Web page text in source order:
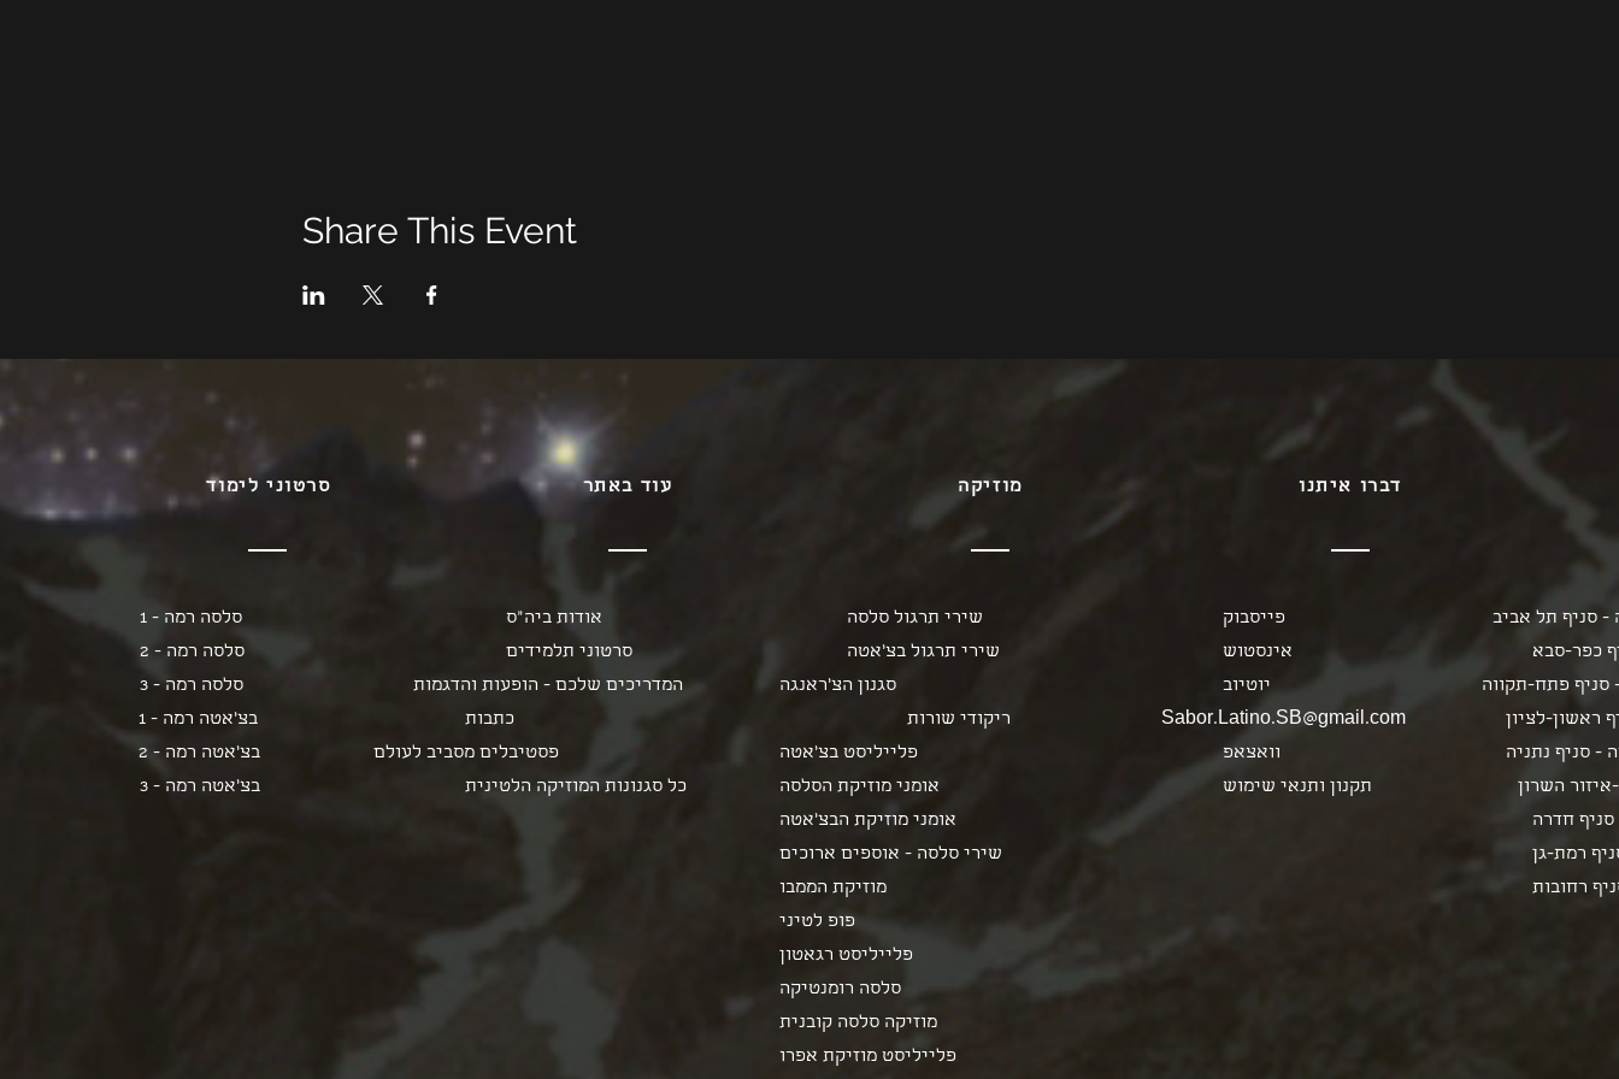
Share This Event
סרטוני לימוד
סלסה רמה - 1
סלסה רמה - 2
סלסה רמה - 3
בצ'אטה רמה - 1
בצ'אטה רמה - 2
בצ'אטה רמה - 3
עוד באתר
אודות ביה"ס
סרטוני תלמידים
המדריכים שלכם - הופעות והדגמות
כתבות
פסטיבלים מסביב לעולם
כל סגנונות המוזיקה הלטינית
מוזיקה
שירי תרגול סלסה
שירי תרגול בצ'אטה
ריקודי שורות
פלייליסט בצ'אטה
אומני מוזיקת הסלסה
אומני מוזיקת הבצ'אטה
שירי סלסה - אוספים ארוכים
מוזיקת הממבו
דברו איתנו
פייסבוק
אינסטוש
יוטיוב
Sabor.Latino.SB@gmail.com
וואצאפ
תקנון ותנאי שימוש
- סניף תל אביב
כפר-סבא
סניף פתח-תקווה
ראשון-לציון
- סניף נתניה
השרון
חדרה
רמת-גן
רחובות
פופ לטיני
פלייליסט רגאטון
סלסה רומנטיקה
מוזיקה סלסה קובנית
פלייליסט מוזיקת אפרו